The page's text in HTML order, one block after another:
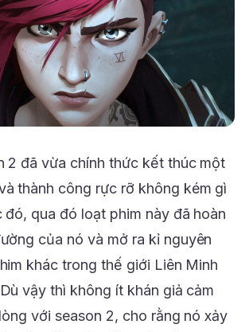
2 đã vừa chính thức kết thúc một
thành công rực rỡ không kém gì
đó, qua đó loạt phim này đã hoàn
của nó và mở ra kỉ nguyên
khác trong thế giới Liên Minh
vậy thì không ít khán giả cảm
với season 2, cho rằng nó xảy